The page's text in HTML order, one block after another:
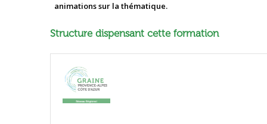
animations sur la thématique.
Structure dispensant cette formation